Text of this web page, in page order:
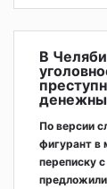
В
По версии
фигурант в
переписку